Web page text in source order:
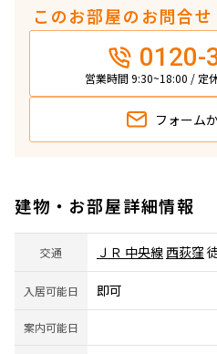
このお部屋のお問合
0120-
営業時間 9:30~18:00 / 定
フォーム
建物・お部屋詳細情報
交通 ＪＲ 中央線 西荻窪
入居可能日 即可
案内可能日